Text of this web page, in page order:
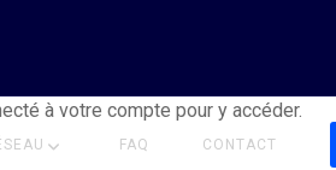
FAQ CONTACT
à votre compte pour y accéder.